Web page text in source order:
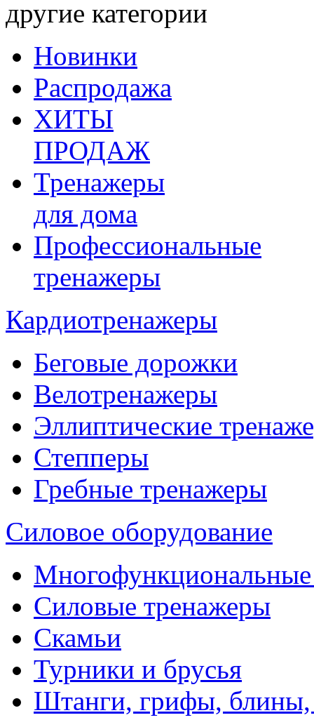
другие категории
Новинки
Распродажа
ХИТЫ
ПРОДАЖ
Тренажеры
для дома
Профессиональные
тренажеры
Кардиотренажеры
Беговые дорожки
Велотренажеры
Эллиптические
Степперы
Гребные тренажеры
Силовое оборудование
Силовые тренажеры
Скамьи
Турники и брусья
Штанги, грифы, блины,